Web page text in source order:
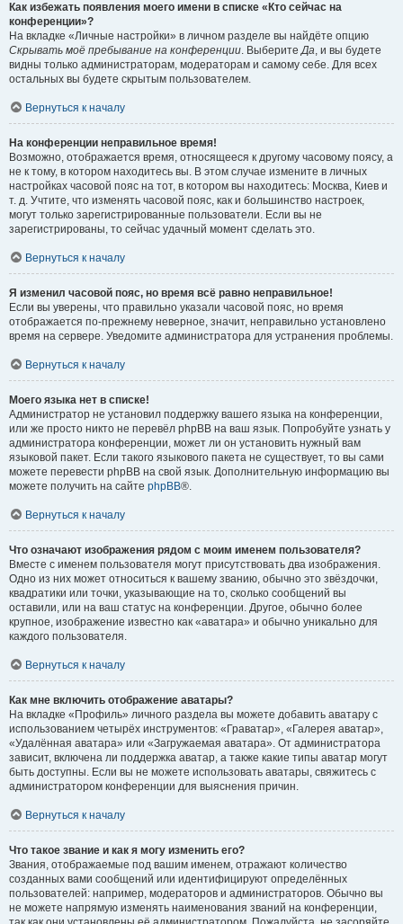
Как избежать появления моего имени в списке «Кто сейчас на
конференции»?
На вкладке «Личные настройки» в личном разделе вы найдёте опцию
Скрывать моё пребывание на конференции. ВыберитеДа, и вы будете
видны только администраторам, модераторам и самому себе. Для всех
остальных вы будете скрытым пользователем.
Вернуться к началу
На конференции неправильное время!
Возможно, отображается время, относящееся к другому часовому поясу, а
не к тому, в котором находитесь вы. В этом случае измените в личных
настройках часовой пояс на тот, в котором вы находитесь: Москва, Киев и
т. д. Учтите, что изменять часовой пояс, как и большинство настроек,
могут только зарегистрированные пользователи. Если вы не
зарегистрированы, то сейчас удачный момент сделать это.
Вернуться к началу
Я изменил часовой пояс, но время всё равно неправильное!
Если вы уверены, что правильно указали часовой пояс, но время
отображается по-прежнему неверное, значит, неправильно установлено
время на сервере. Уведомите администратора для устранения проблемы.
Вернуться к началу
Моего языка нет в списке!
Администратор не установил поддержку вашего языка на конференции,
или же просто никто не перевёл phpBB на ваш язык. Попробуйте узнать у
администратора конференции, может ли он установить нужный вам
языковой пакет. Если такого языкового пакета не существует, то вы сами
можете перевести phpBB на свой язык. Дополнительную информацию вы
можете получить на сайте phpBB®.
Вернуться к началу
Что означают изображения рядом с моим именем пользователя?
Вместе с именем пользователя могут присутствовать два изображения.
Одно из них может относиться к вашему званию, обычно это звёздочки,
квадратики или точки, указывающие на то, сколько сообщений вы
оставили, или на ваш статус на конференции. Другое, обычно более
крупное, изображение известно как «аватара» и обычно уникально для
каждого пользователя.
Вернуться к началу
Как мне включить отображение аватары?
На вкладке «Профиль» личного раздела вы можете добавить аватару с
использованием четырёх инструментов: «Граватар», «Галерея аватар»,
«Удалённая аватара» или «Загружаемая аватара». От администратора
зависит, включена ли поддержка аватар, а также какие типы аватар могут
быть доступны. Если вы не можете использовать аватары, свяжитесь с
администратором конференции для выяснения причин.
Вернуться к началу
Что такое звание и как я могу изменить его?
Звания, отображаемые под вашим именем, отражают количество
созданных вами сообщений или идентифицируют определённых
пользователей: например, модераторов и администраторов. Обычно вы
не можете напрямую изменять наименования званий на конференции,